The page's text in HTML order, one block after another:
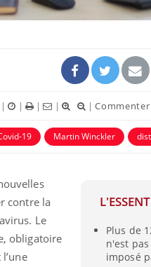
| | | | |
19 Martin Winckler
Plus de
n'est
imposé
contre la
Le
obligatoire